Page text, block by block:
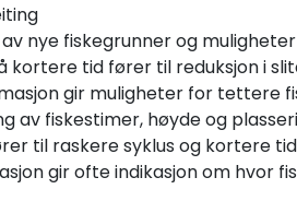
nye fiskegrunner og muligheter
kortere tid fører til reduksjon i
gir muligheter for tettere
av fiskestimer, høyde og
til raskere syklus og kortere
gir ofte indikasjon om hvor